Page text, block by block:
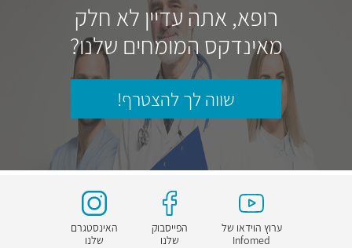
רופא, אתה עדיין לא חלק
מאינדקס המומחים שלנו?
שווה לך להצטרף!
ערוץ הוידאו של
Infomed
הפייסבוק
שלנו
האינסטגרם
שלנו